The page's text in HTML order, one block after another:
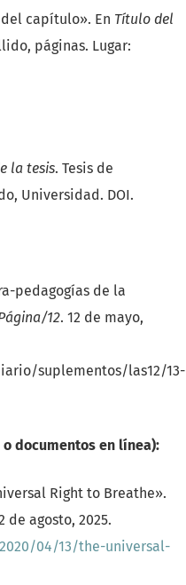
capítulo». En Título del
páginas. Lugar:
la tesis. Tesis de
Universidad. DOI.
pedagogías de la
12. 12 de mayo,
suplementos/las12/13-
documentos en línea):
Right to Breathe».
de agosto, 2025.
04/13/the-universal-